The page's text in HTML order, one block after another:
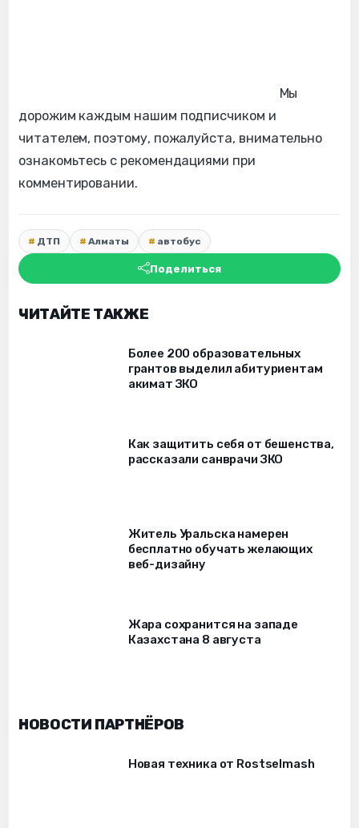
Мы
дорожим каждым нашим подписчиком и
читателем, поэтому, пожалуйста, внимательно
ознакомьтесь с рекомендациями при
комментировании.
ДТП Алматы автобус
Поделиться
ЧИТАЙТЕ ТАКЖЕ
Более 200 образовательных
грантов выделил абитуриентам
акимат ЗКО
Как защитить себя от бешенства,
рассказали санврачи ЗКО
Житель Уральска намерен
бесплатно обучать желающих
веб-дизайну
Жара сохранится на западе
Казахстана 8 августа
НОВОСТИ ПАРТНЁРОВ
Новая техника от Rostselmash